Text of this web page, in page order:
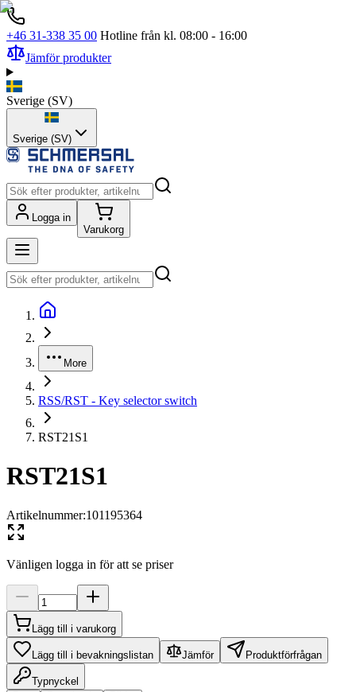
+46 31-338 35 00 Hotline från kl. 08:00 - 16:00
Jämför produkter
Sverige (SV)
Sverige (SV)
Logga in
Varukorg
More
RSS/RST - Key selector switch
RST21S1
RST21S1
Artikelnummer:101195364
Vänligen logga in för att se priser
Lägg till i varukorg
Lägg till i bevakningslistan Jämför Produktförfrågan
Typnyckel